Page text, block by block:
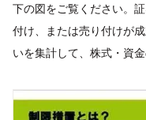
下の図をご覧ください。
付け、または売り付けが
いを集計して、株式・資